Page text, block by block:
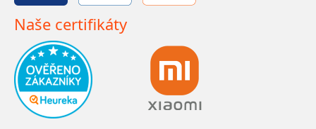
Naše certifikáty